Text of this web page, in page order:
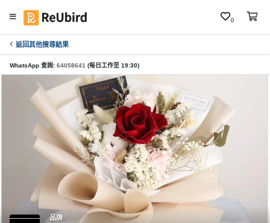
0
返回其他搜尋結果
WhatsApp 查詢: 64058641 (每日工作至 19:30)
繁
中
E
品牌